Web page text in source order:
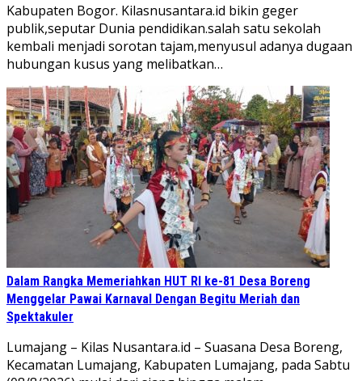
Kabupaten Bogor. Kilasnusantara.id bikin geger
publik,seputar Dunia pendidikan.salah satu sekolah
kembali menjadi sorotan tajam,menyusul adanya dugaan
hubungan kusus yang melibatkan…
Dalam Rangka Memeriahkan HUT RI ke-81 Desa Boreng
Menggelar Pawai Karnaval Dengan Begitu Meriah dan
Spektakuler
Lumajang – Kilas Nusantara.id – Suasana Desa Boreng,
Kecamatan Lumajang, Kabupaten Lumajang, pada Sabtu